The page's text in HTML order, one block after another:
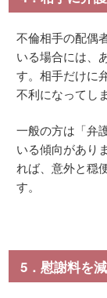
不倫相手の配偶
いる場合には、
す。相手だけに
不利になってし
一般の方は「弁
いる傾向があり
れば、意外と穏
す。
5．慰謝料を